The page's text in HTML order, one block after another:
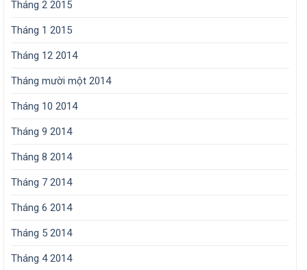
Tháng 2 2015
Tháng 1 2015
Tháng 12 2014
Tháng mười một 2014
Tháng 10 2014
Tháng 9 2014
Tháng 8 2014
Tháng 7 2014
Tháng 6 2014
Tháng 5 2014
Tháng 4 2014